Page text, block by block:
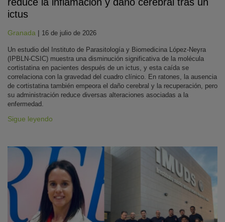
ictus
Granada | 16 de julio de 2026
Un estudio del Instituto de Parasitología y Biomedicina López-Neyra
(IPBLN-CSIC) muestra una disminución significativa de la molécula
cortistatina en pacientes después de un ictus, y esta caída se
correlaciona con la gravedad del cuadro clínico. En ratones, la ausencia
de cortistatina también empeora el daño cerebral y la recuperación, pero
su administración reduce diversas alteraciones asociadas a la
enfermedad.
Sigue leyendo